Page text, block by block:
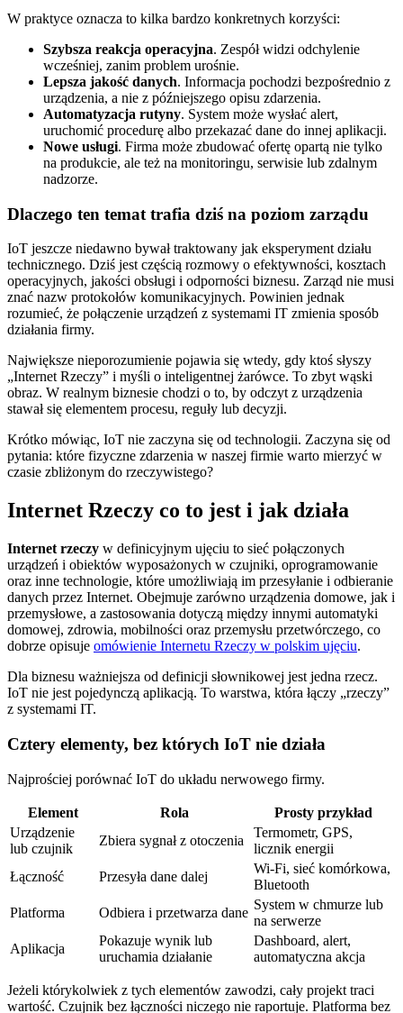
W praktyce oznacza to kilka bardzo konkretnych korzyści:
Szybsza reakcja operacyjna. Zespół widzi odchylenie
wcześniej, zanim problem urośnie.
Lepsza jakość danych. Informacja pochodzi bezpośrednio z
urządzenia, a nie z późniejszego opisu zdarzenia.
Automatyzacja rutyny. System może wysłać alert,
uruchomić procedurę albo przekazać dane do innej aplikacji.
Nowe usługi. Firma może zbudować ofertę opartą nie tylko
na produkcie, ale też na monitoringu, serwisie lub zdalnym
nadzorze.
Dlaczego ten temat trafia dziś na poziom zarządu
IoT jeszcze niedawno bywał traktowany jak eksperyment działu
technicznego. Dziś jest częścią rozmowy o efektywności, kosztach
operacyjnych, jakości obsługi i odporności biznesu. Zarząd nie musi
znać nazw protokołów komunikacyjnych. Powinien jednak
rozumieć, że połączenie urządzeń z systemami IT zmienia sposób
działania firmy.
Największe nieporozumienie pojawia się wtedy, gdy ktoś słyszy
„Internet Rzeczy” i myśli o inteligentnej żarówce. To zbyt wąski
obraz. W realnym biznesie chodzi o to, by odczyt z urządzenia
stawał się elementem procesu, reguły lub decyzji.
Krótko mówiąc, IoT nie zaczyna się od technologii. Zaczyna się od
pytania: które fizyczne zdarzenia w naszej firmie warto mierzyć w
czasie zbliżonym do rzeczywistego?
Internet Rzeczy co to jest i jak działa
Internet rzeczy w definicyjnym ujęciu to sieć połączonych
urządzeń i obiektów wyposażonych w czujniki, oprogramowanie
oraz inne technologie, które umożliwiają im przesyłanie i odbieranie
danych przez Internet. Obejmuje zarówno urządzenia domowe, jak i
przemysłowe, a zastosowania dotyczą między innymi automatyki
domowej, zdrowia, mobilności oraz przemysłu przetwórczego, co
dobrze opisuje omówienie Internetu Rzeczy w polskim ujęciu.
Dla biznesu ważniejsza od definicji słownikowej jest jedna rzecz.
IoT nie jest pojedynczą aplikacją. To warstwa, która łączy „rzeczy”
z systemami IT.
Cztery elementy, bez których IoT nie działa
Najprościej porównać IoT do układu nerwowego firmy.
Element Rola
Prosty przykład
Urządzenie
lub czujnik
Zbiera sygnał z otoczenia
Termometr, GPS,
licznik energii
Łączność
Przesyła dane dalej
Wi‑Fi, sieć komórkowa,
Bluetooth
Platforma
Odbiera i przetwarza dane
System w chmurze lub
na serwerze
Aplikacja
Pokazuje wynik lub
uruchamia działanie
Dashboard, alert,
automatyczna akcja
Jeżeli którykolwiek z tych elementów zawodzi, cały projekt traci
wartość. Czujnik bez łączności niczego nie raportuje. Platforma bez